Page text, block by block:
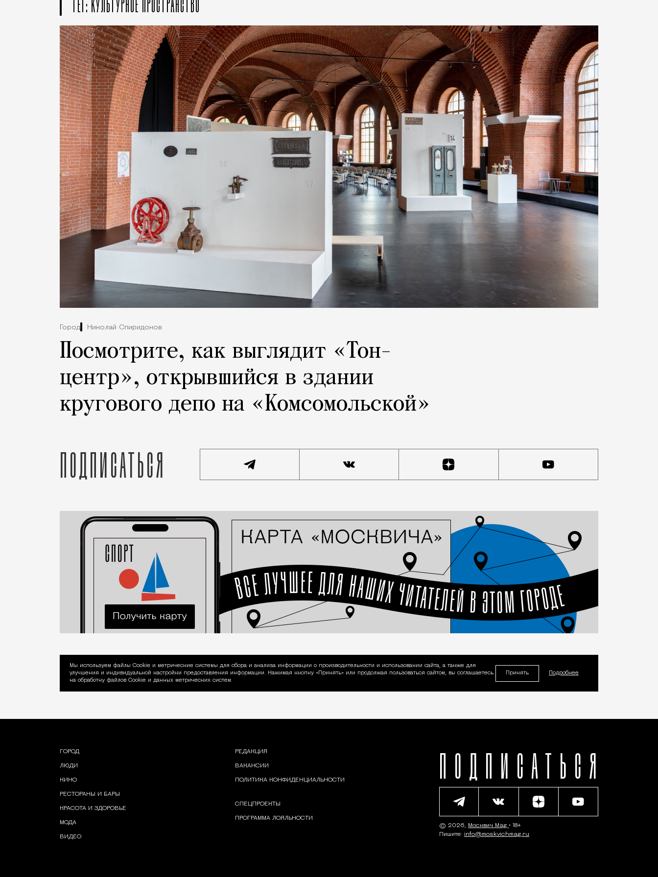
Город Николай Спиридонов
Посмотрите, как выглядит «Тон-
центр», открывшийся в здании
кругового депо на «Комсомольской»
Подписаться
Уведомление об использовании Cookie
Мы используем файлы Сookie и метрические системы для сбора и анализа информации о производительности и использовании сайта, а также для
улучшения и индивидуальной настройки предоставления информации. Нажимая кнопку «Принять» или продолжая пользоваться сайтом, вы соглашаетесь
на обработку файлов Cookie и данных метрических систем.
Принять Подробнее
ГОРОД
ЛЮДИ
КИНО
РЕСТОРАНЫ И БАРЫ
КРАСОТА И ЗДОРОВЬЕ
МОДА
ВИДЕО
РЕДАКЦИЯ
ВАКАНСИИ
ПОЛИТИКА КОНФИДЕНЦИАЛЬНОСТИ
СПЕЦПРОЕКТЫ
ПРОГРАММА ЛОЯЛЬНОСТИ
ПОДПИСАТЬСЯ
© 2026, Москвич Mag • 18+
Пишите: info@moskvichmag.ru